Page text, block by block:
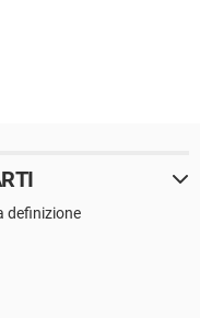
definizione